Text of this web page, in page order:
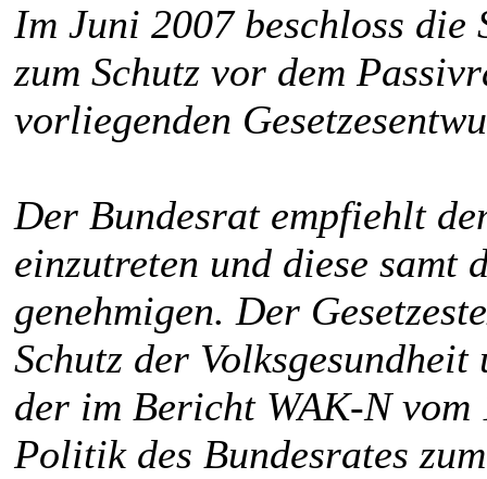
Im Juni 2007 beschloss die
zum Schutz vor dem
vorliegenden
Der Bundesrat empfiehlt
einzutreten und diese samt
genehmigen. Der
Schutz der
der im Bericht WAK-N
Politik des Bundesrates